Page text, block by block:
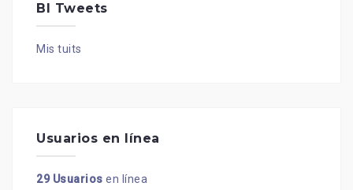
BI Tweets
Mis tuits
Usuarios en línea
29 Usuarios en línea